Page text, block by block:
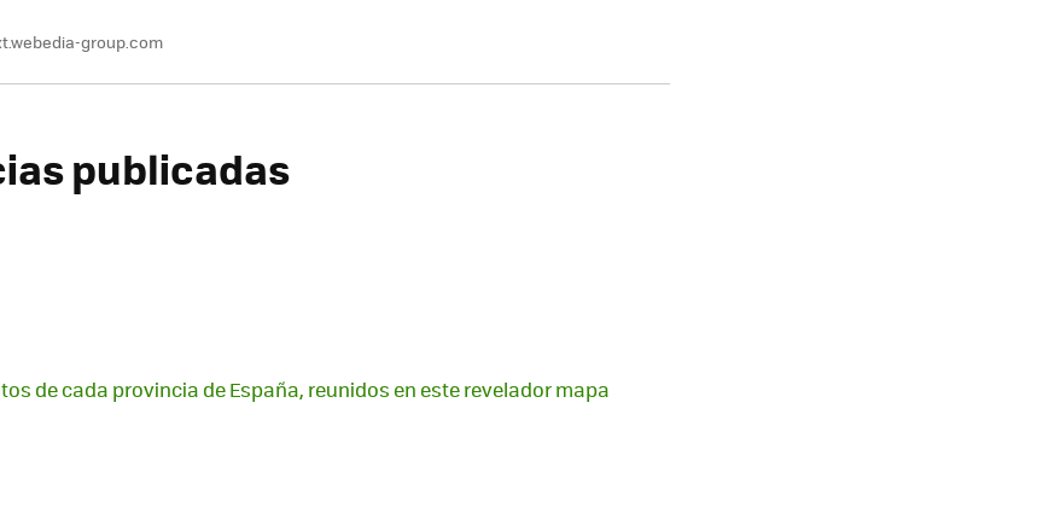
group.com
publicadas
de cada provincia de España, reunidos en este revelador mapa